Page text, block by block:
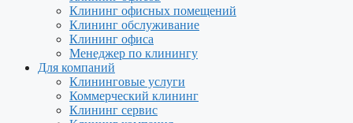
Клининг офисных помещений
Клининг обслуживание
Клининг офиса
Менеджер по клинингу
Для компаний
Клининговые услуги
Коммерческий клининг
Клининг сервис